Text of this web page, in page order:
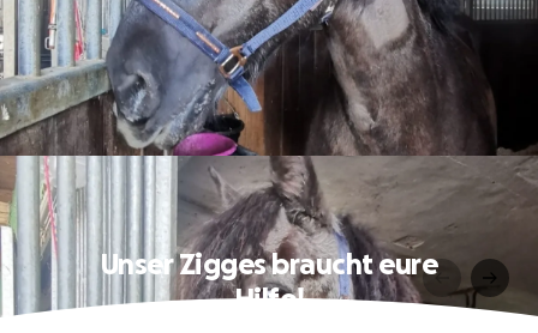
Unser Zigges braucht eure
Hilfe!